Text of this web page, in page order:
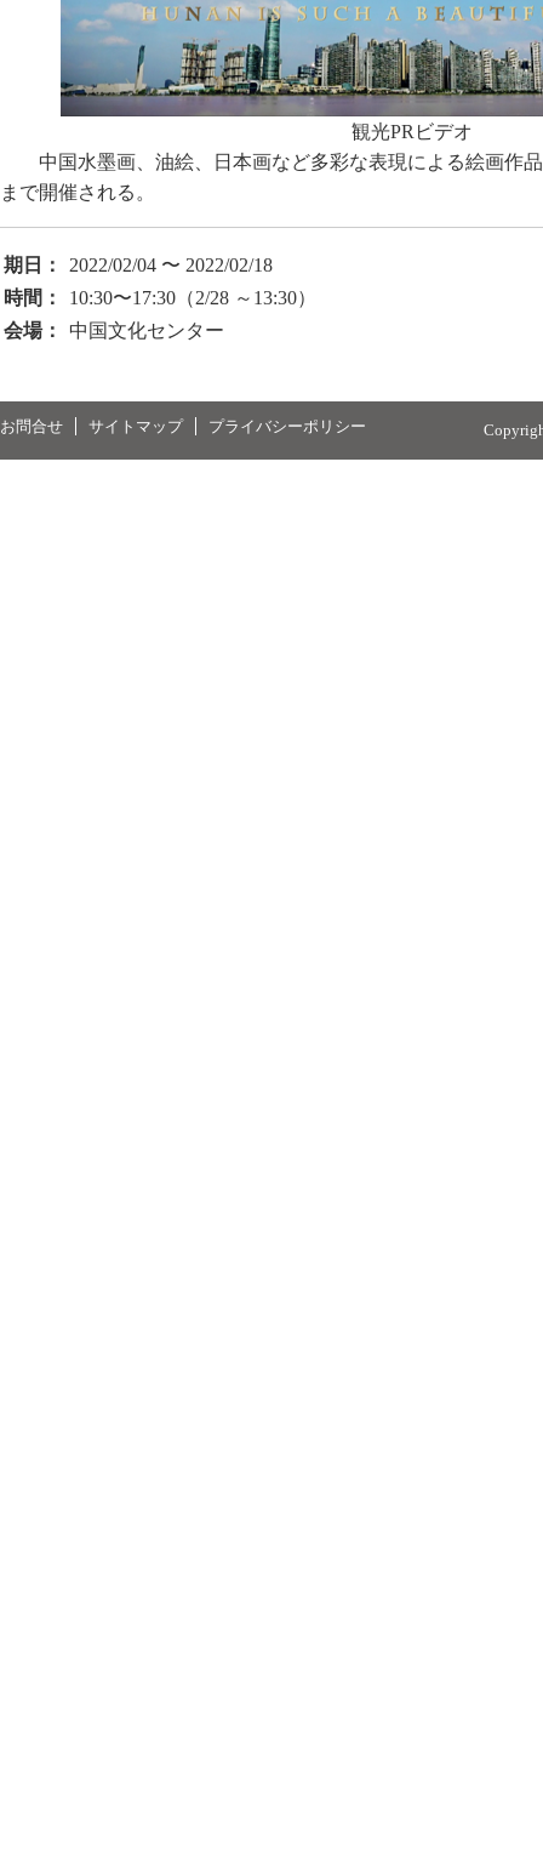
観光PRビデオ
中国水墨画、油絵、日本画など多彩な表現による絵画作
まで開催される。
期日：
2022/02/04 〜 2022/02/18
時間：
10:30〜17:30（2/28 ～13:30）
会場：
中国文化センター
お問合せ サイトマップ プライバシーポリシー